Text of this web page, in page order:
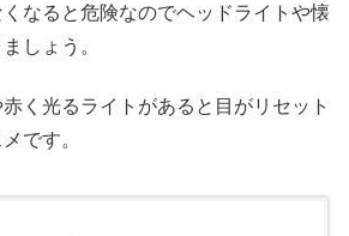
なると危険なのでヘッドライトや懐
しょう。
く光るライトがあると目がリセット
です。